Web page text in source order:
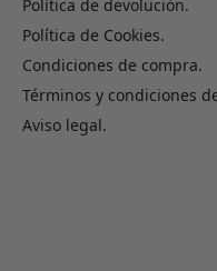
Política de devolución.
Política de Cookies.
Condiciones de compra.
Términos y condiciones
Aviso legal.